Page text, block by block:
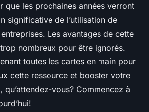
que les prochaines années verront
significative de l’utilisation de
Les avantages de cette
nombreux pour être ignorés.
toutes les cartes en main pour
cette ressource et booster votre
qu’attendez-vous? Commencez à